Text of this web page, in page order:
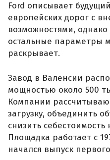
Ford описывает
европейских дорог с
возможностями,
остальные параметры
раскрывает.
Завод в Валенсии
мощностью около 500
Компании
загрузку, объединить
снизить
Площадка работает с
начался выпуск